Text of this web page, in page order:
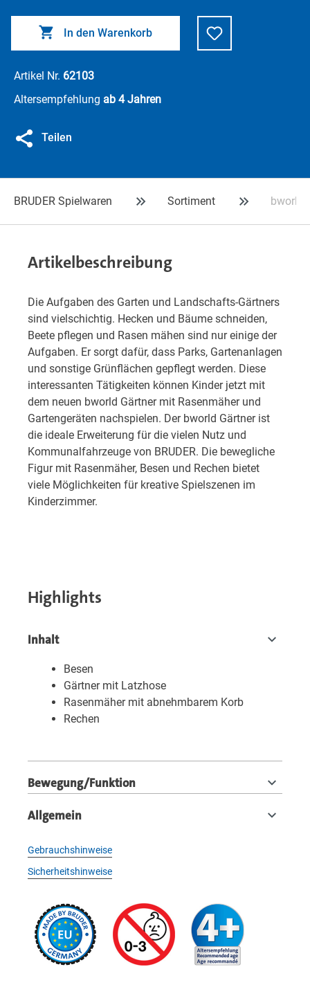
In den Warenkorb
Artikel Nr. 62103
Altersempfehlung ab 4 Jahren
Teilen
BRUDER Spielwaren Sortiment bworld
Artikelbeschreibung
Die Aufgaben des Garten und Landschafts-Gärtners
sind vielschichtig. Hecken und Bäume schneiden,
Beete pflegen und Rasen mähen sind nur einige der
Aufgaben. Er sorgt dafür, dass Parks, Gartenanlagen
und sonstige Grünflächen gepflegt werden. Diese
interessanten Tätigkeiten können Kinder jetzt mit
dem neuen bworld Gärtner mit Rasenmäher und
Gartengeräten nachspielen. Der bworld Gärtner ist
die ideale Erweiterung für die vielen Nutz und
Kommunalfahrzeuge von BRUDER. Die bewegliche
Figur mit Rasenmäher, Besen und Rechen bietet
viele Möglichkeiten für kreative Spielszenen im
Kinderzimmer.
Highlights
Inhalt
Besen
Gärtner mit Latzhose
Rasenmäher mit abnehmbarem Korb
Rechen
Bewegung/Funktion
Allgemein
Gebrauchshinweise
Sicherheitshinweise